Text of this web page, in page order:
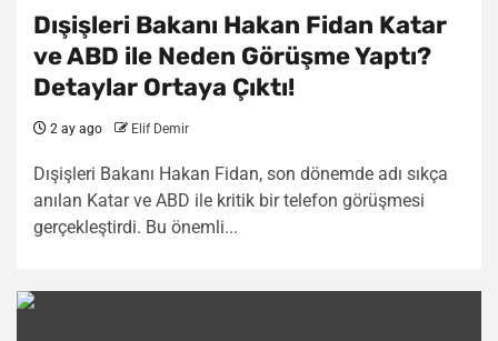
Dışişleri Bakanı Hakan Fidan Katar
ve ABD ile Neden Görüşme Yaptı?
Detaylar Ortaya Çıktı!
2 ay ago Elif Demir
Dışişleri Bakanı Hakan Fidan, son dönemde adı sıkça
anılan Katar ve ABD ile kritik bir telefon görüşmesi
gerçekleştirdi. Bu önemli...